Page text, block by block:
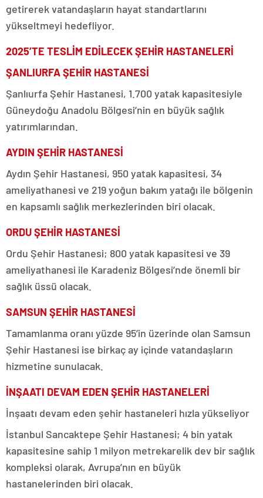
getirerek vatandaşların hayat standartlarını
yükseltmeyi hedefliyor.
2025’TE TESLİM EDİLECEK ŞEHİR HASTANELERİ
ŞANLIURFA ŞEHİR HASTANESİ
Şanlıurfa Şehir Hastanesi, 1.700 yatak kapasitesiyle
Güneydoğu Anadolu Bölgesi’nin en büyük sağlık
yatırımlarından.
AYDIN ŞEHİR HASTANESİ
Aydın Şehir Hastanesi, 950 yatak kapasitesi, 34
ameliyathanesi ve 219 yoğun bakım yatağı ile bölgenin
en kapsamlı sağlık merkezlerinden biri olacak.
ORDU ŞEHİR HASTANESİ
Ordu Şehir Hastanesi; 800 yatak kapasitesi ve 39
ameliyathanesi ile Karadeniz Bölgesi’nde önemli bir
sağlık üssü olacak.
SAMSUN ŞEHİR HASTANESİ
Tamamlanma oranı yüzde 95’in üzerinde olan Samsun
Şehir Hastanesi ise birkaç ay içinde vatandaşların
hizmetine sunulacak.
İNŞAATI DEVAM EDEN ŞEHİR HASTANELERİ
İnşaatı devam eden şehir hastaneleri hızla yükseliyor
İstanbul Sancaktepe Şehir Hastanesi; 4 bin yatak
kapasitesine sahip 1 milyon metrekarelik dev bir sağlık
kompleksi olarak, Avrupa’nın en büyük
hastanelerinden biri olacak.